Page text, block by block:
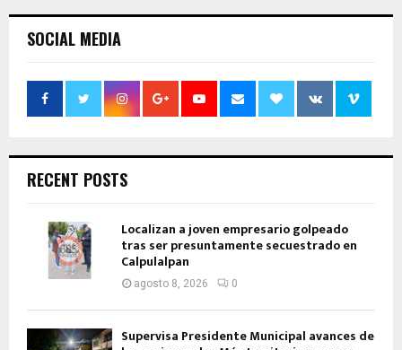
SOCIAL MEDIA
RECENT POSTS
Localizan a joven empresario golpeado
tras ser presuntamente secuestrado en
Calpulalpan
agosto 8, 2026 0
Supervisa Presidente Municipal avances de